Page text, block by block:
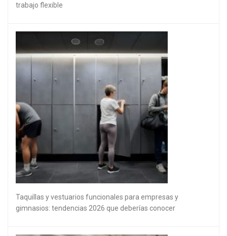
trabajo flexible
Taquillas y vestuarios funcionales para empresas y
gimnasios: tendencias 2026 que deberías conocer